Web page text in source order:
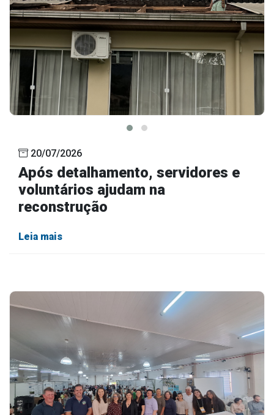
20/07/2026
Após detalhamento, servidores e
voluntários ajudam na
reconstrução
Leia mais